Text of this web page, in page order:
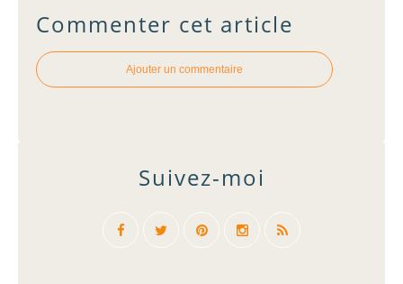
Commenter cet article
Ajouter un commentaire
Suivez-moi